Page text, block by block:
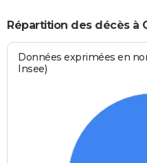
Répartition des décès à
Données exprimées en
Insee)